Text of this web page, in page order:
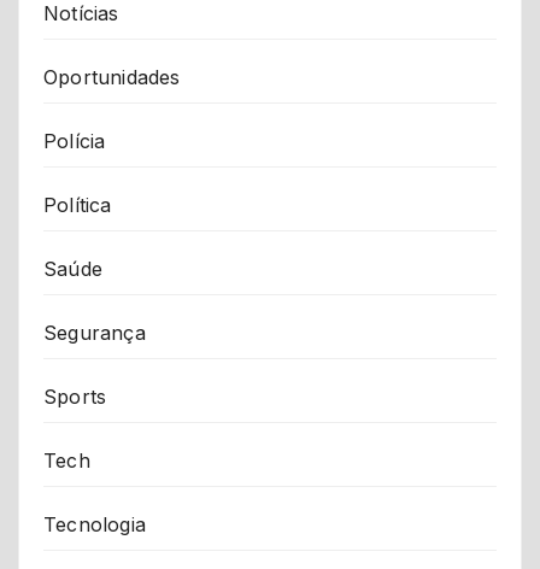
Notícias
Oportunidades
Polícia
Política
Saúde
Segurança
Sports
Tech
Tecnologia